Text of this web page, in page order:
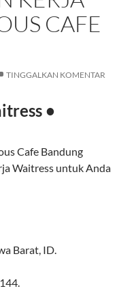
CAFE
TINGGALKAN KOMENTAR
•
Cafe Bandung
Waitress untuk Anda
Barat, ID.
.